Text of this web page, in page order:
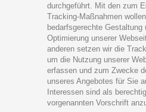
durchgeführt. Mit den zum
Tracking-Maßnahmen
bedarfsgerechte Gestaltung
Optimierung unserer
anderen setzen wir die
um die Nutzung unserer
erfassen und zum Zwecke
unseres Angebotes für Sie
Interessen sind als
vorgenannten Vorschrift